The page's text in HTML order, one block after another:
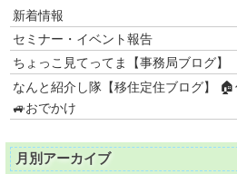
新着情報
セミナー・イベント報告
ちょっこ見てってま【事務局ブログ】
なんと紹介し隊【移住定住ブログ】
🚙おでかけ
月別アーカイブ